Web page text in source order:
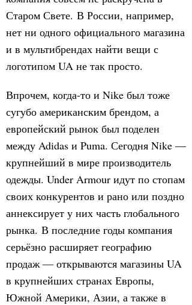
Старом Свете. В России, например,
нет ни одного официального магазина
и в мультибрендах найти вещи с
логотипом UA не так просто.
Впрочем, когда-то и Nike был тоже
сугубо американским брендом, а
европейский рынок был поделен
между Adidas и Puma. Сегодня Nike —
крупнейший в мире производитель
одежды. Under Armour идут по стопам
своих конкурентов и рано или поздно
аннексирует у них часть глобального
рынка. В последние годы компания
серьёзно расширяет географию
продаж — открываются магазины UA
в крупнейших странах Европы,
Южной Америки, Азии, а также в